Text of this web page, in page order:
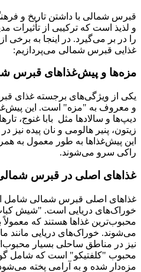
قبرس شمالی با داشتن تاریخ و
و لذیذ است که ترکیبی از تأثیرات
را در بر می‌گیرد. در اینجا به برخی
غذایی قبرس شمالی می‌پردازیم:
مزه‌ها و پیش‌غذاهای قبرس
یکی از ویژگی‌های برجسته غذای
و معروف به "مزه" است. این
دیپ‌ها و سالادها مثل بابا غنوج،
زیتون، پنیر هالومی و نان پیده نیز
این پیش‌غذاها به طور معمول به
راکی سرو می‌شوند.
غذاهای اصلی در قبرس
غذاهای اصلی قبرس شمالی شامل
خوراک‌های دریایی است. "شیش
محبوب‌ترین غذاها هستند که
می‌شوند. خوراک‌های دریایی مانند
نیز در مناطق ساحلی بسیار
محبوب "کلفتیکو" است که شامل
مزه‌دار شده و به آرامی پخته